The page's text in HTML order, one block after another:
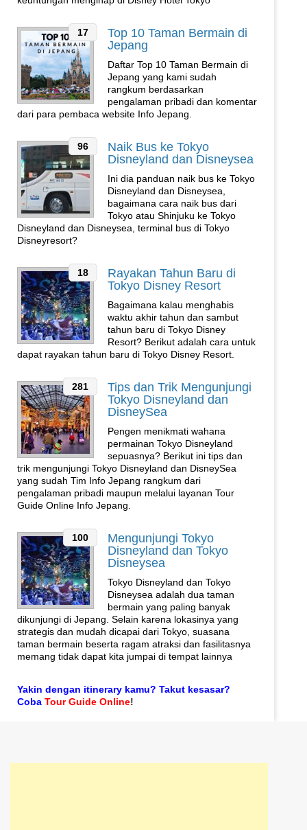
17
Top 10 Taman Bermain di
Jepang
Daftar Top 10 Taman Bermain di
Jepang yang kami sudah
rangkum berdasarkan
pengalaman pribadi dan komentar
dari para pembaca website Info Jepang.
96
Naik Bus ke Tokyo
Disneyland dan Disneysea
Ini dia panduan naik bus ke Tokyo
Disneyland dan Disneysea,
bagaimana cara naik bus dari
Tokyo atau Shinjuku ke Tokyo
Disneyland dan Disneysea, terminal bus di Tokyo
Disneyresort?
18
Rayakan Tahun Baru di
Tokyo Disney Resort
Bagaimana kalau menghabis
waktu akhir tahun dan sambut
tahun baru di Tokyo Disney
Resort? Berikut adalah cara untuk
dapat rayakan tahun baru di Tokyo Disney Resort.
281
Tips dan Trik Mengunjungi
Tokyo Disneyland dan
DisneySea
Pengen menikmati wahana
permainan Tokyo Disneyland
sepuasnya? Berikut ini tips dan
trik mengunjungi Tokyo Disneyland dan DisneySea
yang sudah Tim Info Jepang rangkum dari
pengalaman pribadi maupun melalui layanan Tour
Guide Online Info Jepang.
100
Mengunjungi Tokyo
Disneyland dan Tokyo
Disneysea
Tokyo Disneyland dan Tokyo
Disneysea adalah dua taman
bermain yang paling banyak
dikunjungi di Jepang. Selain karena lokasinya yang
strategis dan mudah dicapai dari Tokyo, suasana
taman bermain beserta ragam atraksi dan fasilitasnya
memang tidak dapat kita jumpai di tempat lainnya
Yakin dengan itinerary kamu? Takut kesasar?
Coba Tour Guide Online!